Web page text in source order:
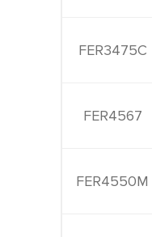
FER3475C
FER4567
FER4550M